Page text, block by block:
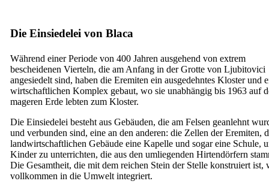
Die Einsiedelei von Blaca
Während einer Periode von 400 Jahren ausgehend von extrem
bescheidenen Vierteln, die am Anfang in der Grotte von Ljubitovici
angesiedelt sind, haben die Eremiten ein ausgedehntes Kloster und
wirtschaftlichen Komplex gebaut, wo sie unabhängig bis 1963 auf
mageren Erde lebten zum Kloster.
Die Einsiedelei besteht aus Gebäuden, die am Felsen geanlehnt
und verbunden sind, eine an den anderen: die Zellen der Eremiten,
landwirtschaftlichen Gebäude eine Kapelle und sogar eine Schule,
Kinder zu unterrichten, die aus den umliegenden Hirtendörfern
Die Gesamtheit, die mit dem reichen Stein der Stelle konstruiert ist,
vollkommen in die Umwelt integriert.